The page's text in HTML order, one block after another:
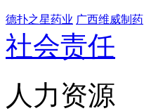
德扑之星药业 广西维威制药
社会责任
人力资源